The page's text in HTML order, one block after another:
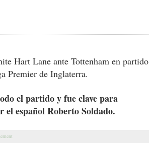
Hart Lane ante Tottenham en partido
Premier de Inglaterra.
el partido y fue clave para
el español Roberto Soldado.